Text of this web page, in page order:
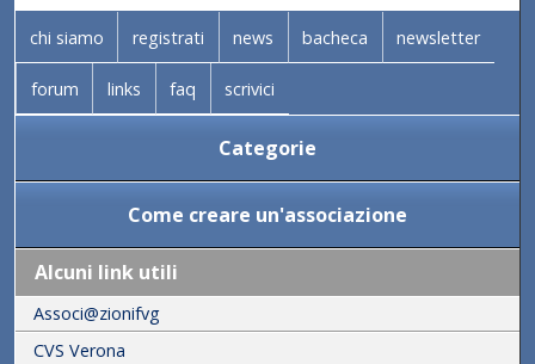
chi siamo registrati news bacheca newsletter
forum links faq scrivici
Categorie
Come creare un'associazione
Alcuni link utili
Associ@zionifvg
CVS Verona